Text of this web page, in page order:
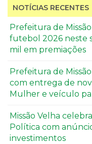
NOTÍCIAS RECENTES
Prefeitura de
futebol 2026 neste
mil em premiações
Prefeitura de
com entrega de
Mulher e veículo
Missão Velha
Política com
investimentos